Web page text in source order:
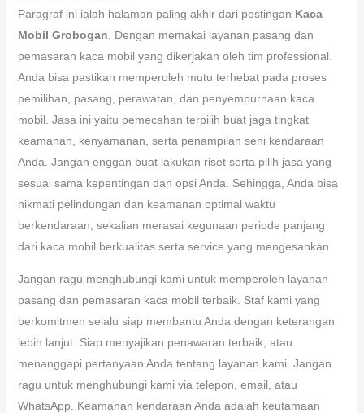
Paragraf ini ialah halaman paling akhir dari postingan Kaca
Mobil Grobogan . Dengan memakai layanan pasang dan
pemasaran kaca mobil yang dikerjakan oleh tim professional.
Anda bisa pastikan memperoleh mutu terhebat pada proses
pemilihan, pasang, perawatan, dan penyempurnaan kaca
mobil. Jasa ini yaitu pemecahan terpilih buat jaga tingkat
keamanan, kenyamanan, serta penampilan seni kendaraan
Anda. Jangan enggan buat lakukan riset serta pilih jasa yang
sesuai sama kepentingan dan opsi Anda. Sehingga, Anda bisa
nikmati pelindungan dan keamanan optimal waktu
berkendaraan, sekalian merasai kegunaan periode panjang
dari kaca mobil berkualitas serta service yang mengesankan.
Jangan ragu menghubungi kami untuk memperoleh layanan
pasang dan pemasaran kaca mobil terbaik. Staf kami yang
berkomitmen selalu siap membantu Anda dengan keterangan
lebih lanjut. Siap menyajikan penawaran terbaik, atau
menanggapi pertanyaan Anda tentang layanan kami. Jangan
ragu untuk menghubungi kami via telepon, email, atau
WhatsApp. Keamanan kendaraan Anda adalah keutamaan